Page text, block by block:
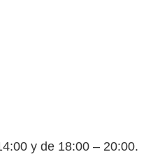
y de 18:00 – 20:00.